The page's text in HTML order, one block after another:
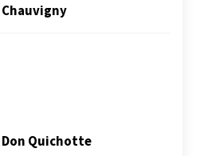
Chauvigny
Don Quichotte